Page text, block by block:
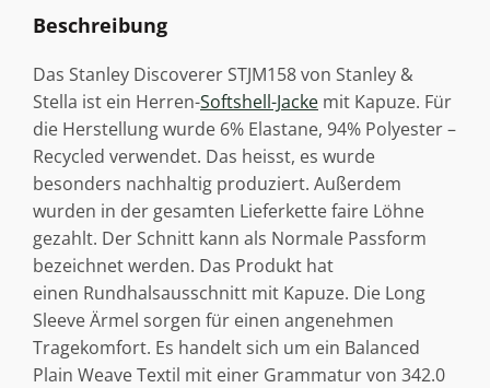
Beschreibung
Das Stanley Discoverer STJM158 von Stanley &
Stella ist ein Herren-Softshell-Jacke mit Kapuze. Für
die Herstellung wurde 6% Elastane, 94% Polyester –
Recycled verwendet. Das heisst, es wurde
besonders nachhaltig produziert. Außerdem
wurden in der gesamten Lieferkette faire Löhne
gezahlt. Der Schnitt kann als Normale Passform
bezeichnet werden. Das Produkt hat
einen Rundhalsausschnitt mit Kapuze. Die Long
Sleeve Ärmel sorgen für einen angenehmen
Tragekomfort. Es handelt sich um ein Balanced
Plain Weave Textil mit einer Grammatur von 342.0